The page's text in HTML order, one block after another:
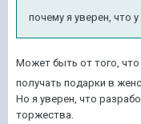
почему я уверен, что
Может быть от того, что
получать подарки в
Но я уверен, что
торжества.